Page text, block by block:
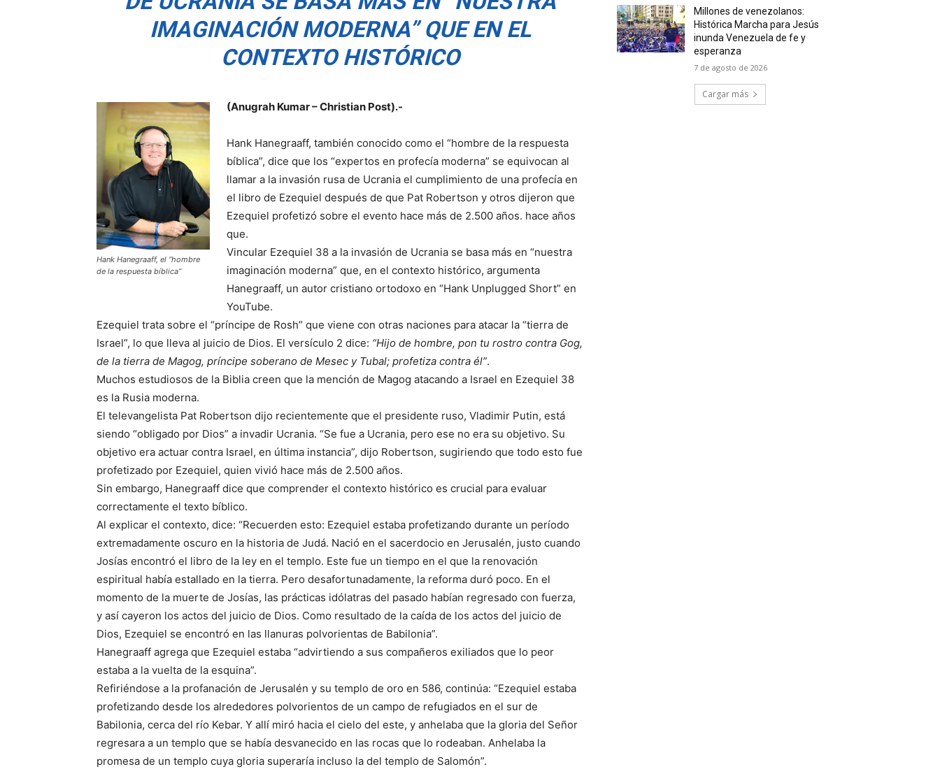
IMAGINACIÓN MODERNA” QUE EN EL
CONTEXTO HISTÓRICO
Hank Hanegraaff, el “hombre
de la respuesta bíblica”
(Anugrah Kumar – Christian Post).-
Hank Hanegraaff, también conocido como el “hombre de la respuesta
bíblica”, dice que los “expertos en profecía moderna” se equivocan al
llamar a la invasión rusa de Ucrania el cumplimiento de una profecía en
el libro de Ezequiel después de que Pat Robertson y otros dijeron que
Ezequiel profetizó sobre el evento hace más de 2.500 años. hace años
que.
Vincular Ezequiel 38 a la invasión de Ucrania se basa más en “nuestra
imaginación moderna” que, en el contexto histórico, argumenta
Hanegraaff, un autor cristiano ortodoxo en “Hank Unplugged Short” en
YouTube.
Ezequiel trata sobre el “príncipe de Rosh” que viene con otras naciones para atacar la “tierra de
Israel”, lo que lleva al juicio de Dios. El versículo 2 dice: “Hijo de hombre, pon tu rostro contra Gog,
de la tierra de Magog, príncipe soberano de Mesec y Tubal; profetiza contra él”.
Muchos estudiosos de la Biblia creen que la mención de Magog atacando a Israel en Ezequiel 38
es la Rusia moderna.
El televangelista Pat Robertson dijo recientemente que el presidente ruso, Vladimir Putin, está
siendo “obligado por Dios” a invadir Ucrania. “Se fue a Ucrania, pero ese no era su objetivo. Su
objetivo era actuar contra Israel, en última instancia”, dijo Robertson, sugiriendo que todo esto fue
profetizado por Ezequiel, quien vivió hace más de 2.500 años.
Sin embargo, Hanegraaff dice que comprender el contexto histórico es crucial para evaluar
correctamente el texto bíblico.
Al explicar el contexto, dice: “Recuerden esto: Ezequiel estaba profetizando durante un período
extremadamente oscuro en la historia de Judá. Nació en el sacerdocio en Jerusalén, justo cuando
Josías encontró el libro de la ley en el templo. Este fue un tiempo en el que la renovación
espiritual había estallado en la tierra. Pero desafortunadamente, la reforma duró poco. En el
momento de la muerte de Josías, las prácticas idólatras del pasado habían regresado con fuerza,
y así cayeron los actos del juicio de Dios. Como resultado de la caída de los actos del juicio de
Dios, Ezequiel se encontró en las llanuras polvorientas de Babilonia”.
Hanegraaff agrega que Ezequiel estaba “advirtiendo a sus compañeros exiliados que lo peor
estaba a la vuelta de la esquina”.
Refiriéndose a la profanación de Jerusalén y su templo de oro en 586, continúa: “Ezequiel estaba
profetizando desde los alrededores polvorientos de un campo de refugiados en el sur de
Babilonia, cerca del río Kebar. Y allí miró hacia el cielo del este, y anhelaba que la gloria del Señor
regresara a un templo que se había desvanecido en las rocas que lo rodeaban. Anhelaba la
promesa de un templo cuya gloria superaría incluso la del templo de Salomón”.
Millones de venezolanos:
Histórica Marcha para Jesús
inunda Venezuela de fe y
esperanza
7 de agosto de 2026
Cargar más